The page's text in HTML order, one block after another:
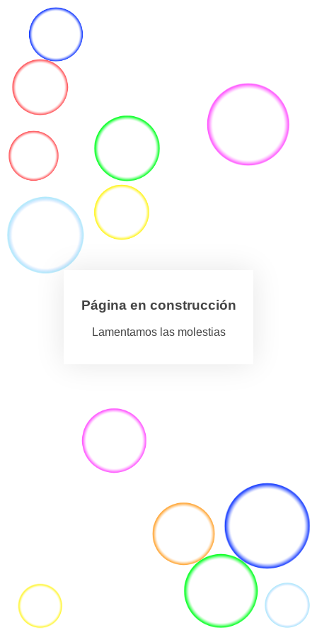
Página en construcción
Lamentamos las molestias